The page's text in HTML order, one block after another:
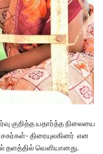
குறித்த யதார்த்த நிலையை
திரையுலகினர் என
தளத்தில் வெளியானது.